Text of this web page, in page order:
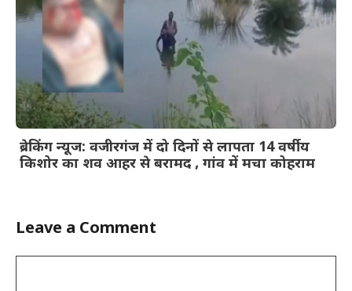
ब्रेकिंग न्यूज: वजीरगंज में दो दिनों से लापता 14 वर्षीय
किशोर का शव आहर से बरामद , गांव में मचा कोहराम
Leave a Comment